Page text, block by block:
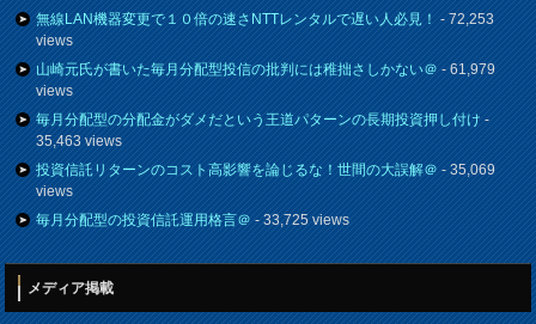
無線LAN機器変更で１０倍の速さNTTレンタルで遅い人必見！- 72,253
views
山崎元氏が書いた毎月分配型投信の批判には稚拙さしかない＠- 61,979
views
毎月分配型の分配金がダメだという王道パターンの長期投資押し付け-
35,463 views
投資信託リターンのコスト高影響を論じるな！世間の大誤解＠- 35,069
views
毎月分配型の投資信託運用格言＠- 33,725 views
メディア掲載